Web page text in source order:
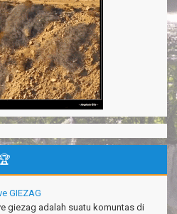
seru lho
lo!
GIEZAG
giezag adalah suatu komuntas di